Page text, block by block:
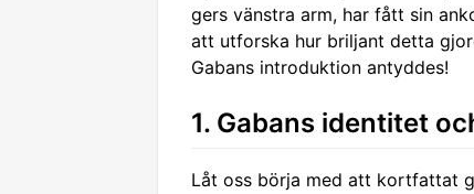
gers vänstra arm, har fått sin
att utforska hur briljant detta
Gabans introduktion antyddes!
1. Gabans identitet
Låt oss börja med att kortfattat